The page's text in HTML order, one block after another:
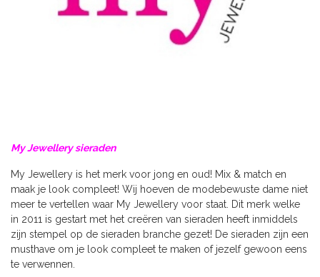
My Jewellery sieraden
My Jewellery is het merk voor jong en oud! Mix & match en
maak je look compleet! Wij hoeven de modebewuste dame niet
meer te vertellen waar My Jewellery voor staat. Dit merk welke
in 2011 is gestart met het creëren van sieraden heeft inmiddels
zijn stempel op de sieraden branche gezet! De sieraden zijn een
musthave om je look compleet te maken of jezelf gewoon eens
te verwennen.